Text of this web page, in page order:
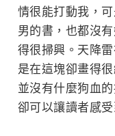
情很能打動我，
男的書，也都沒
得很掃興。天降
是在這塊卻畫得
並沒有什麼狗血
卻可以讓讀者感